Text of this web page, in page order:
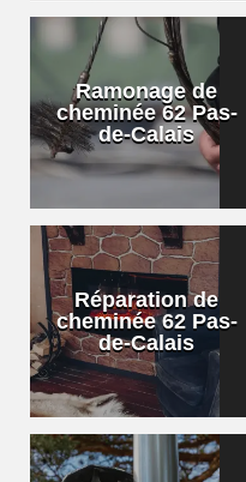
Ramonage de
cheminée 62 Pas-
de-Calais
Réparation de
cheminée 62 Pas-
de-Calais